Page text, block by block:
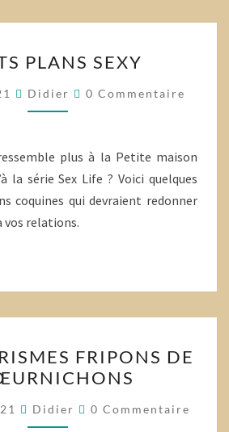
PLANS
SEXY
PLANS SEXY
Didier Commentaires
0 Commentaire
plus à la Petite maison
la série Sex Life ? Voici quelques
coquines qui devraient redonner
vos relations.
APHORISMES
FRIPONS
DE
@CŒURNICHONS
FRIPONS DE
Didier Commentaires
0 Commentaire